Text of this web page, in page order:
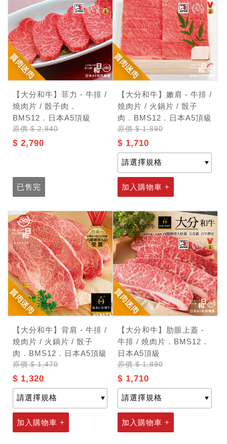
【大分和牛】菲力 - 牛排 /
燒肉片 / 骰子肉．
BMS12．日本A5頂級
原價$ 2,940
$ 2,790
已售完
【大分和牛】嫩肩 - 牛排 /
燒肉片 / 火鍋片 / 骰子
肉．BMS12．日本A5頂級
原價$ 1,890
$ 1,710
加入購物車 +
【大分和牛】背肩 - 牛排 /
燒肉片 / 火鍋片 / 骰子
肉．BMS12．日本A5頂級
原價$ 1,470
$ 1,320
加入購物車 +
【大分和牛】肋眼上蓋 -
牛排 / 燒肉片．BMS12．
日本A5頂級
原價$ 1,890
$ 1,710
加入購物車 +